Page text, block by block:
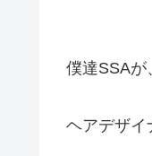
僕達SSAが
ヘアデザイ